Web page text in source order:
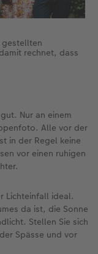
gestellten
rechnet, dass
Nur an einem
Alle vor der
in der Regel keine
vor einen ruhigen
Lichteinfall ideal.
da ist, die Sonne
Stellen Sie sich
Spässe und vor